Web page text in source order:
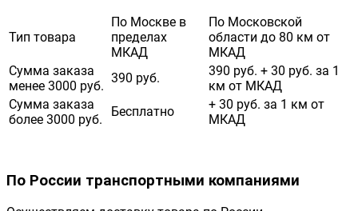
Тип товара
По Москве в
пределах
МКАД
По Московской
области до 80 км от
МКАД
Сумма заказа
менее 3000 руб.
390 руб.
390 руб. + 30 руб. за 1
км от МКАД
Сумма заказа
более 3000 руб.
Бесплатно
+ 30 руб. за 1 км от
МКАД
По России транспортными компаниями